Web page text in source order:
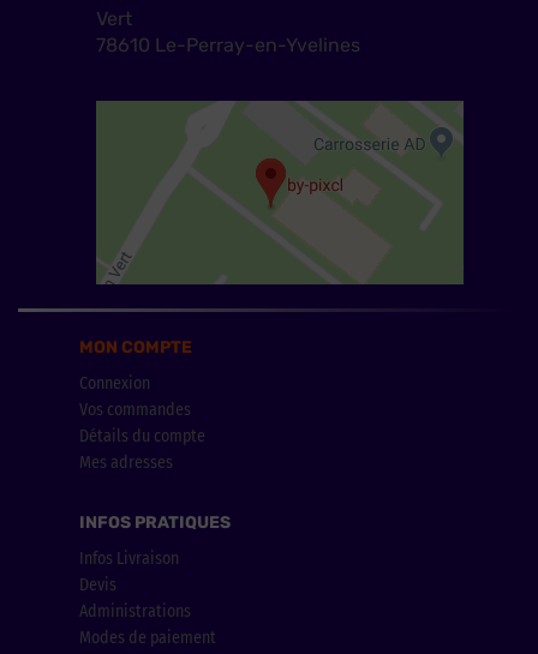
Vert
78610 Le-Perray-en-Yvelines
MON COMPTE
Connexion
Vos commandes
Détails du compte
Mes adresses
INFOS PRATIQUES
Infos Livraison
Devis
Administrations
Modes de paiement